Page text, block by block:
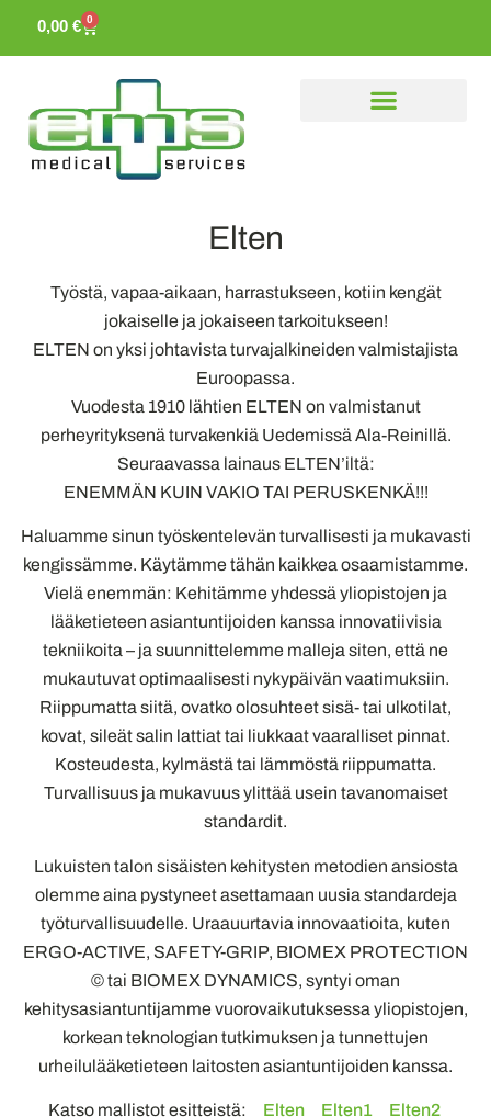
0,00 € 0
Elten
Työstä, vapaa-aikaan, harrastukseen, kotiin kengät
jokaiselle ja jokaiseen tarkoitukseen!
ELTEN on yksi johtavista turvajalkineiden valmistajista
Euroopassa.
Vuodesta 1910 lähtien ELTEN on valmistanut
perheyrityksenä turvakenkiä Uedemissä Ala-Reinillä.
Seuraavassa lainaus ELTEN’iltä:
ENEMMÄN KUIN VAKIO TAI PERUSKENKÄ!!!
Haluamme sinun työskentelevän turvallisesti ja mukavasti
kengissämme. Käytämme tähän kaikkea osaamistamme.
Vielä enemmän: Kehitämme yhdessä yliopistojen ja
lääketieteen asiantuntijoiden kanssa innovatiivisia
tekniikoita – ja suunnittelemme malleja siten, että ne
mukautuvat optimaalisesti nykypäivän vaatimuksiin.
Riippumatta siitä, ovatko olosuhteet sisä- tai ulkotilat,
kovat, sileät salin lattiat tai liukkaat vaaralliset pinnat.
Kosteudesta, kylmästä tai lämmöstä riippumatta.
Turvallisuus ja mukavuus ylittää usein tavanomaiset
standardit.
Lukuisten talon sisäisten kehitysten metodien ansiosta
olemme aina pystyneet asettamaan uusia standardeja
työturvallisuudelle. Uraauurtavia innovaatioita, kuten
ERGO-ACTIVE, SAFETY-GRIP, BIOMEX PROTECTION
© tai BIOMEX DYNAMICS, syntyi oman
kehitysasiantuntijamme vuorovaikutuksessa yliopistojen,
korkean teknologian tutkimuksen ja tunnettujen
urheilulääketieteen laitosten asiantuntijoiden kanssa.
Katso mallistot esitteistä: Elten Elten1
Elten2